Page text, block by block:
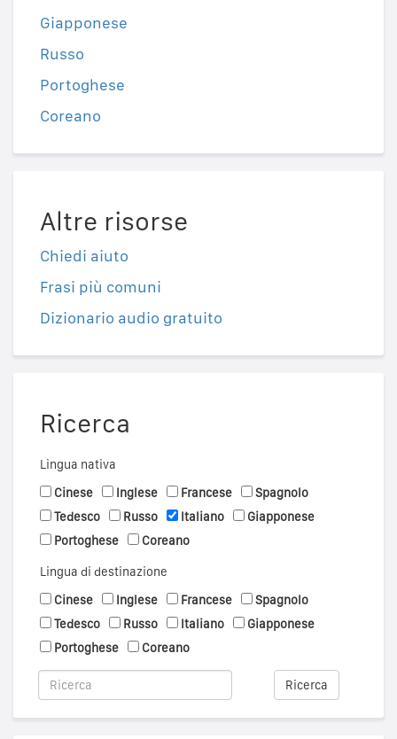
Giapponese
Russo
Portoghese
Coreano
Altre risorse
Chiedi aiuto
Frasi più comuni
Dizionario audio gratuito
Ricerca
Lingua nativa
Cinese
Inglese Francese
Spagnolo
Tedesco
Russo Italiano
Giapponese
Portoghese
Coreano
Lingua di destinazione
Cinese
Inglese Francese
Spagnolo
Tedesco
Russo Italiano
Giapponese
Portoghese
Coreano
Ricerca